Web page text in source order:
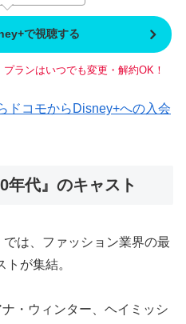
で視聴する
ランはいつでも変更・解約OK！
ドコモからDisney+への入会
年代』のキャスト
では、ファッション業界の最
が集結。
・ウィンター、ヘイミッシ